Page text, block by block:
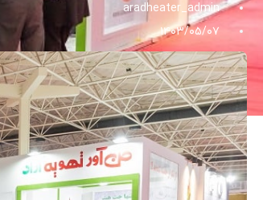
aradheater_admin
۱۴۰۳/۰۵/۰۷